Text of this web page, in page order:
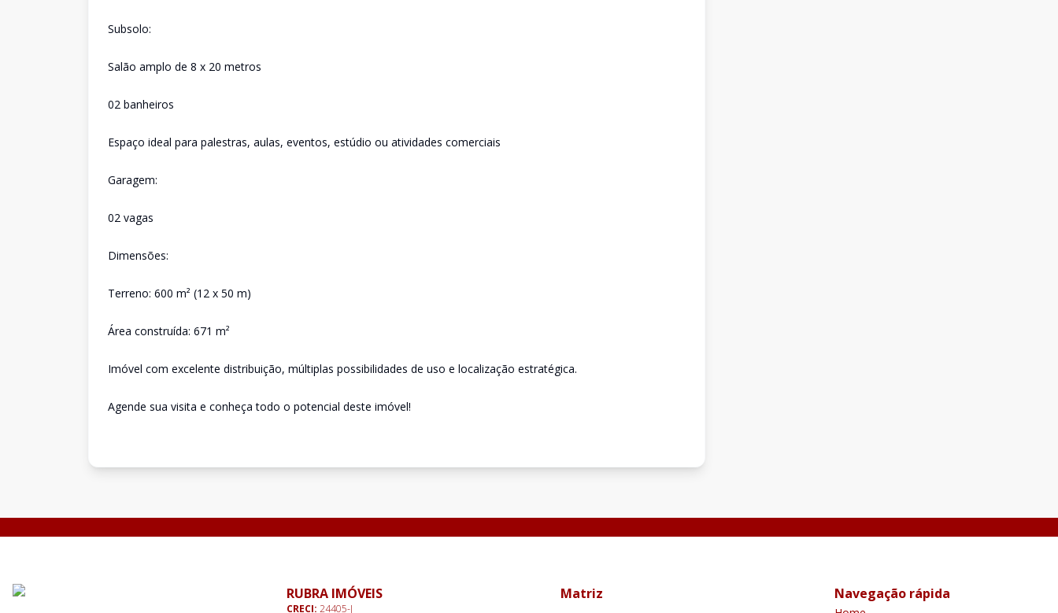
Subsolo:
Salão amplo de 8 x 20 metros
02 banheiros
Espaço ideal para palestras, aulas, eventos, estúdio ou atividades comerciais
Garagem:
02 vagas
Dimensões:
Terreno: 600 m² (12 x 50 m)
Área construída: 671 m²
Imóvel com excelente distribuição, múltiplas possibilidades de uso e localização estratégica.
Agende sua visita e conheça todo o potencial deste imóvel!
RUBRA IMÓVEIS
CRECI: 24405-J
Matriz Navegação rápida